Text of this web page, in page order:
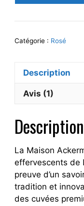
Catégorie : Rosé
Description
Avis (1)
Description
La Maison
effervescents de
preuve d’un
tradition et
des cuvées